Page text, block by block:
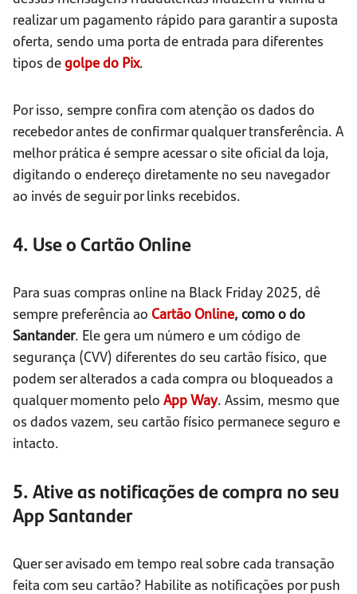
realizar um pagamento rápido para garantir a suposta
oferta, sendo uma porta de entrada para diferentes
tipos degolpe do Pix.
Por isso, sempre confira com atenção os dados do
recebedor antes de confirmar qualquer transferência. A
melhor prática é sempre acessar o site oficial da loja,
digitando o endereço diretamente no seu navegador
ao invés de seguir por links recebidos.
4. Use o Cartão Online
Para suas compras online na Black Friday 2025, dê
sempre preferência ao Cartão Online, como o do
Santander. Ele gera um número e um código de
segurança (CVV) diferentes do seu cartão físico, que
podem ser alterados a cada compra ou bloqueados a
qualquer momento pelo App Way. Assim, mesmo que
os dados vazem, seu cartão físico permanece seguro e
intacto.
5. Ative as notificações de compra no seu
App Santander
Quer ser avisado em tempo real sobre cada transação
feita com seu cartão? Habilite as notificações por push